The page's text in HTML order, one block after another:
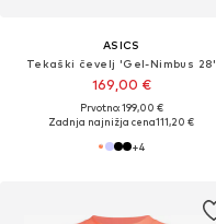
ASICS
Tekaški čevelj 'Gel-Nimbus 28'
169,00 €
Prvotno: 199,00 €
Zadnja najnižja cena111,20 €
+4